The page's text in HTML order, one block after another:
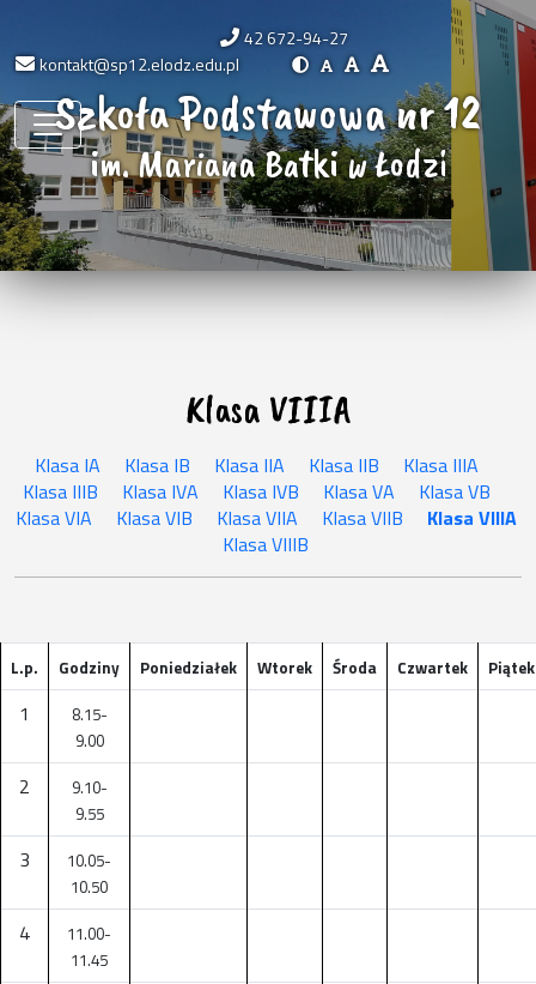
42 672-94-27
kontakt@sp12.elodz.edu.pl
Szkoła Podstawowa nr 12
im. Mariana Batki w Łodzi
Klasa VIIIA
Klasa IA Klasa IB Klasa IIA Klasa IIB
Klasa IIIA
Klasa IIIB
Klasa IVA Klasa IVB Klasa VA
Klasa VB
Klasa VIA
Klasa VIB Klasa VIIA Klasa VIIB
Klasa VIIIA
Klasa VIIIB
L.p. Godziny Poniedziałek Wtorek Środa Czwartek Piątek
1
8.15-
9.00
2
9.10-
9.55
3
10.05-
10.50
4
11.00-
11.45